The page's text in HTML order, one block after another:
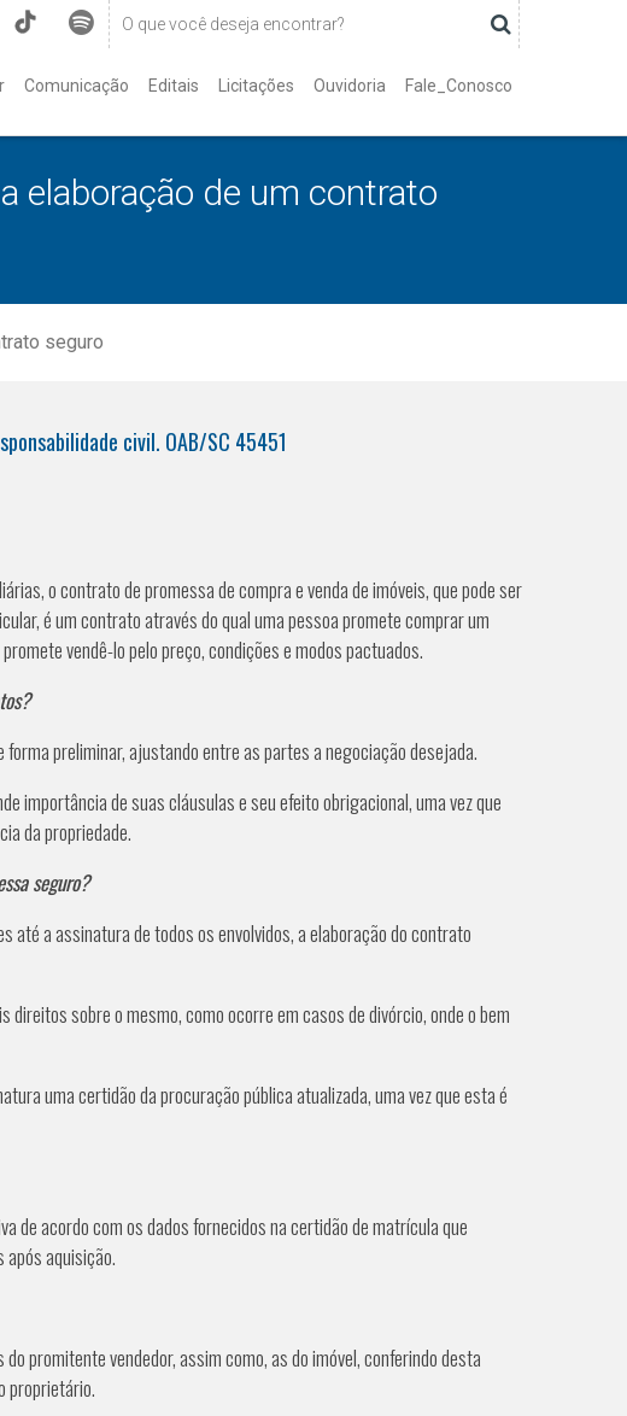
Comunicação Editais Licitações Ouvidoria Fale_Conosco
elaboração de um contrato
seguro
civil. OAB/SC 45451
o contrato de promessa de compra e venda de imóveis, que pode ser
é um contrato através do qual uma pessoa promete comprar um
vendê-lo pelo preço, condições e modos pactuados.
preliminar, ajustando entre as partes a negociação desejada.
importância de suas cláusulas e seu efeito obrigacional, uma vez que
da propriedade.
seguro?
até a assinatura de todos os envolvidos, a elaboração do contrato
sobre o mesmo, como ocorre em casos de divórcio, onde o bem
uma certidão da procuração pública atualizada, uma vez que esta é
de acordo com os dados fornecidos na certidão de matrícula que
aquisição.
promitente vendedor, assim como, as do imóvel, conferindo desta
proprietário.